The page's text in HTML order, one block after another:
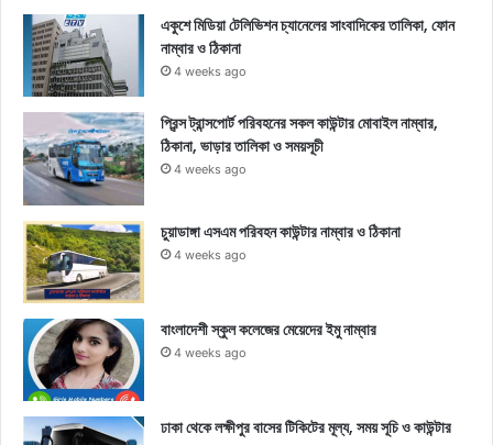
একুশে মিডিয়া টেলিভিশন চ্যানেলের সাংবাদিকের তালিকা, ফোন
নাম্বার ও ঠিকানা
4 weeks ago
প্রিন্স ট্রান্সপোর্ট পরিবহনের সকল কাউন্টার মোবাইল নাম্বার,
ঠিকানা, ভাড়ার তালিকা ও সময়সূচী
4 weeks ago
চুয়াডাঙ্গা এসএম পরিবহন কাউন্টার নাম্বার ও ঠিকানা
4 weeks ago
বাংলাদেশী স্কুল কলেজের মেয়েদের ইমু নাম্বার
4 weeks ago
ঢাকা থেকে লক্ষীপুর বাসের টিকিটের মূল্য, সময় সূচি ও কাউন্টার